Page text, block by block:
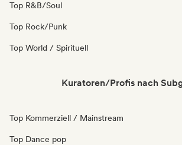
Top R&B/Soul
Top Rock/Punk
Top World / Spirituell
Kuratoren/Profis nach
Top Kommerziell / Mainstream
Top Dance pop